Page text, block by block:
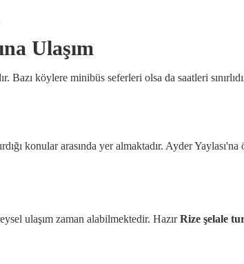
Ulaşım
köylere minibüs seferleri olsa da saatleri
konular arasında yer almaktadır. Ayder
ulaşım zaman alabilmektedir. HazırRize şelale